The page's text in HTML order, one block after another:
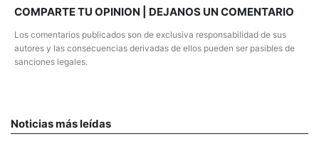
COMPARTE TU OPINION | DEJANOS UN COMENTARIO
Los comentarios publicados son de exclusiva responsabilidad de sus
autores y las consecuencias derivadas de ellos pueden ser pasibles de
sanciones legales.
Noticias más leídas